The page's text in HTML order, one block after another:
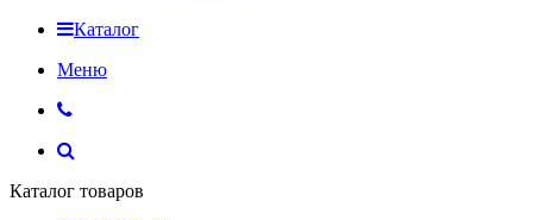
Каталог
Меню
Каталог товаров